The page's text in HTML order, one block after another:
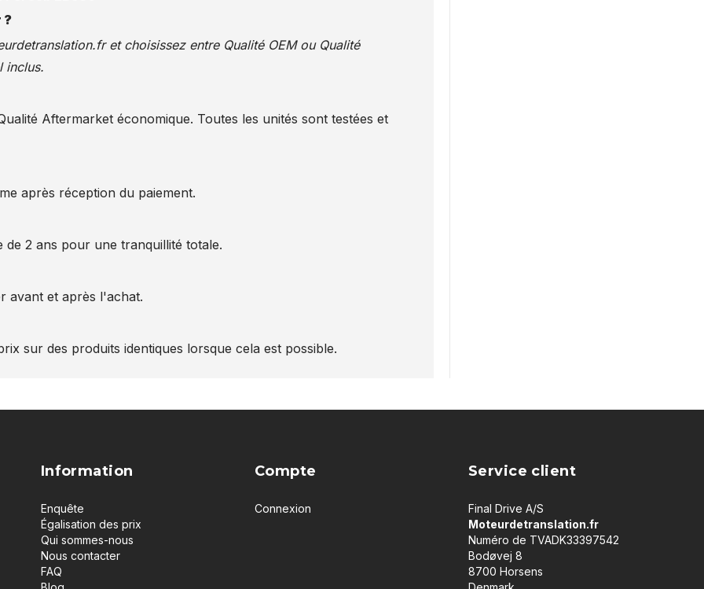
?
et choisissez entre Qualité OEM ou Qualité
inclus.
Aftermarket économique. Toutes les unités sont testées et
après réception du paiement.
2 ans pour une tranquillité totale.
avant et après l'achat.
sur des produits identiques lorsque cela est possible.
Information
Enquête
Égalisation des prix
Qui sommes-nous
Nous contacter
FAQ
Compte
Connexion
Service client
Final Drive A/S
Moteurdetranslation.fr
Numéro de TVADK33397542
Bodøvej 8
8700 Horsens